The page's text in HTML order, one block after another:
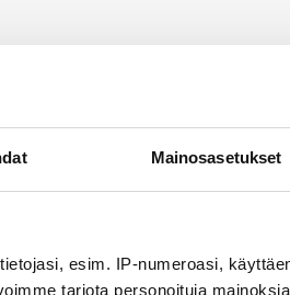
Mainosasetukset
esim. IP-numeroasi,
tarjota personoituja
– Näin lapsen valikoivaa
voi esiintyä esimerkiksi